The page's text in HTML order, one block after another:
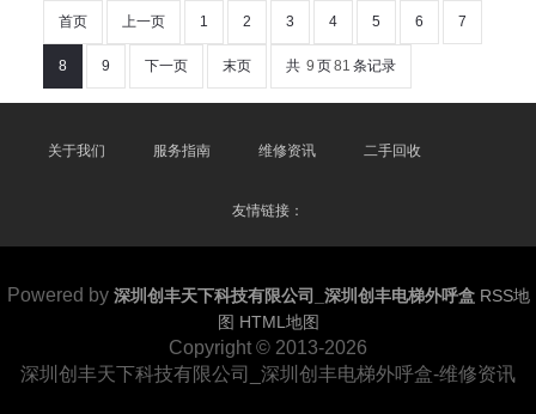
首页 上一页 1 2 3 4 5 6 7
8 9 下一页 末页 共 9 页81 条记录
关于我们 服务指南 维修资讯 二手回收
友情链接：
Powered by 深圳创丰天下科技有限公司_深圳创丰电梯外呼盒 RSS地
图 HTML地图
Copyright © 2013-2026
深圳创丰天下科技有限公司_深圳创丰电梯外呼盒-维修资讯